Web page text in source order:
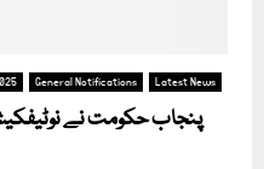
General Notifications Latest News
پنجاب حکومت نے